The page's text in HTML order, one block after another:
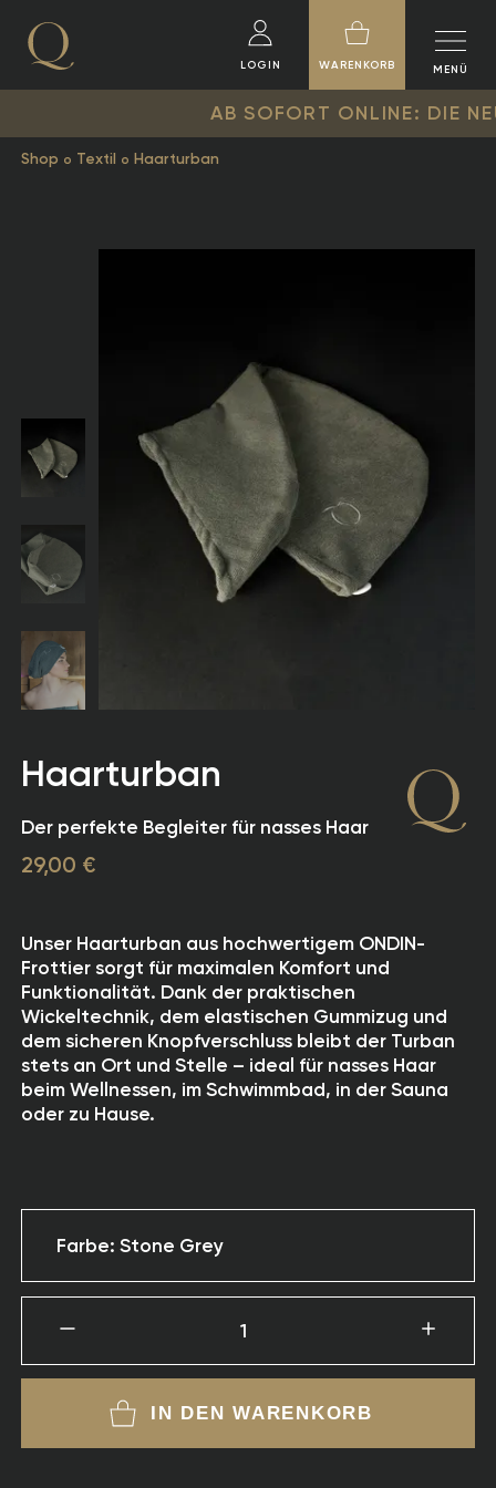
AB SOFORT ONLINE: DIE NEUE
LOGIN WARENKORB MENÜ
Shop Textil Haarturban
Haarturban
Der perfekte Begleiter für nasses Haar
29,00 €
Unser Haarturban aus hochwertigem ONDIN-
Frottier sorgt für maximalen Komfort und
Funktionalität. Dank der praktischen
Wickeltechnik, dem elastischen Gummizug und
dem sicheren Knopfverschluss bleibt der Turban
stets an Ort und Stelle – ideal für nasses Haar
beim Wellnessen, im Schwimmbad, in der Sauna
oder zu Hause.
Farbe: Stone Grey
1
IN DEN WARENKORB